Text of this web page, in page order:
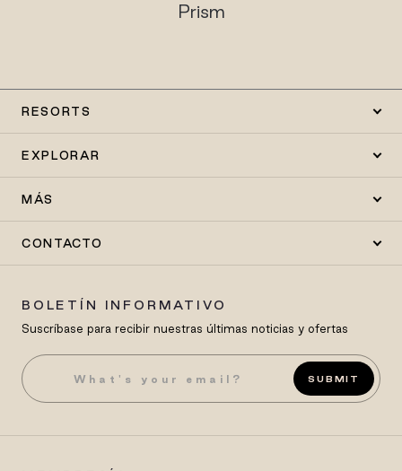
Prism
RESORTS
EXPLORAR
MÁS
CONTACTO
BOLETÍN INFORMATIVO
Suscríbase para recibir nuestras últimas noticias y ofertas
SUBMIT